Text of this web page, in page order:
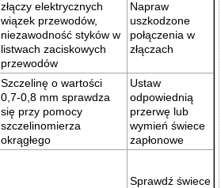
złączy elektrycznych
wiązek przewodów,
niezawodność styków w
listwach zaciskowych
przewodów
Napraw
uszkodzone
połączenia w
złączach
Szczelinę o wartości
0,7-0,8 mm sprawdza
się przy pomocy
szczelinomierza
okrągłego
Ustaw
odpowiednią
przerwę lub
wymień świece
zapłonowe
Sprawdź świece